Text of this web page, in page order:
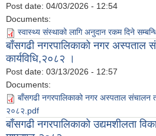
Post date: 04/03/2026 - 12:54
Documents:
स्वास्थ्य संस्थाको लागि अनुदान रकम दिने
बाँसगढी नगरपालिकाको नगर अस्पताल
कार्यविधि,२०८२ ।
Post date: 03/13/2026 - 12:57
Documents:
बाँसगढी नगरपालिकाको नगर अस्पताल संचालन
२०८२.pdf
बाँसगढी नगरपालिकाको उद्यमशीलता